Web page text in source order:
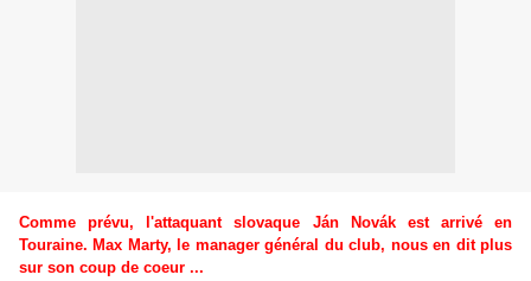
Comme
prévu, l'attaquant slovaque Ján Novák est arrivé en
Touraine. Max Marty, le manager général du club, nous en dit plus
sur son coup de coeur ...